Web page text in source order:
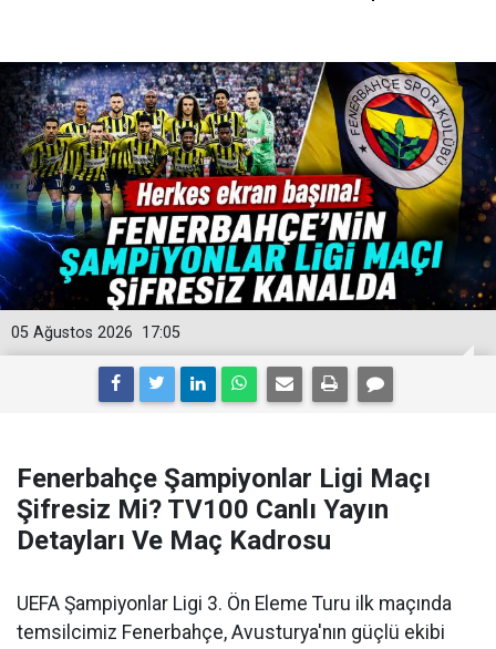
17:05
05 Ağustos 2026
Fenerbahçe Şampiyonlar Ligi Maçı
Şifresiz Mi? TV100 Canlı Yayın
Detayları Ve Maç Kadrosu
UEFA Şampiyonlar Ligi 3. Ön Eleme Turu ilk maçında
temsilcimiz Fenerbahçe, Avusturya'nın güçlü ekibi